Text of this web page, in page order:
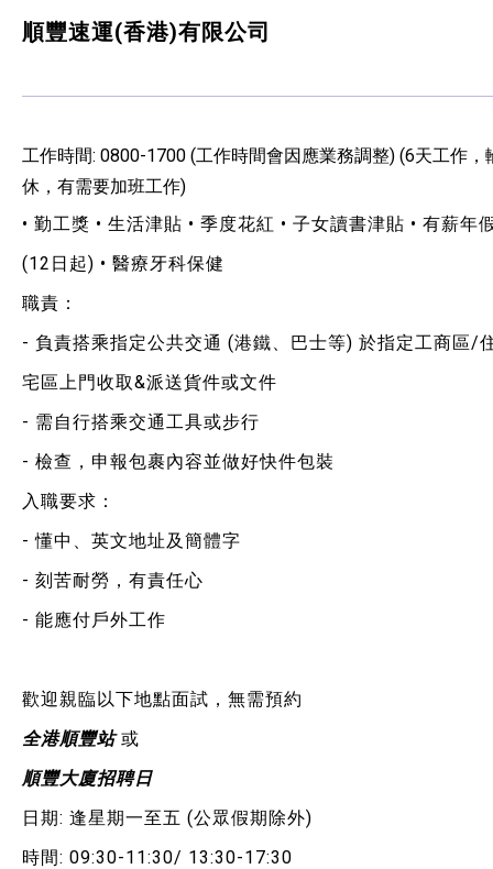
特別服務項目
最新消息
服務單位及聯絡
順豐速運(香港)有限公司
工作時間: 0800-1700 (工作時間會因應業務調整) (6天工作，
休，有需要加班工作)
• 勤工獎 • 生活津貼 • 季度花紅 • 子女讀書津貼 • 有薪年
(12日起) • 醫療牙科保健
職責：
- 負責搭乘指定公共交通 (港鐵、巴士等) 於指定工商區/
宅區上門收取&派送貨件或文件
- 需自行搭乘交通工具或步行
- 檢查，申報包裹內容並做好快件包裝
入職要求：
- 懂中、英文地址及簡體字
- 刻苦耐勞，有責任心
- 能應付戶外工作
歡迎親臨以下地點面試，無需預約
全港順豐站或
順豐大廈招聘日
日期: 逢星期一至五 (公眾假期除外)
時間: 09:30-11:30/ 13:30-17:30